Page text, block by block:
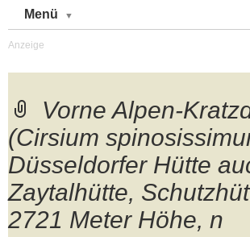
Menü
Vorne Alpen-
(Cirsium
Düsseldorfer Hütte
Zaytalhütte,
2721 Meter Höhe, n